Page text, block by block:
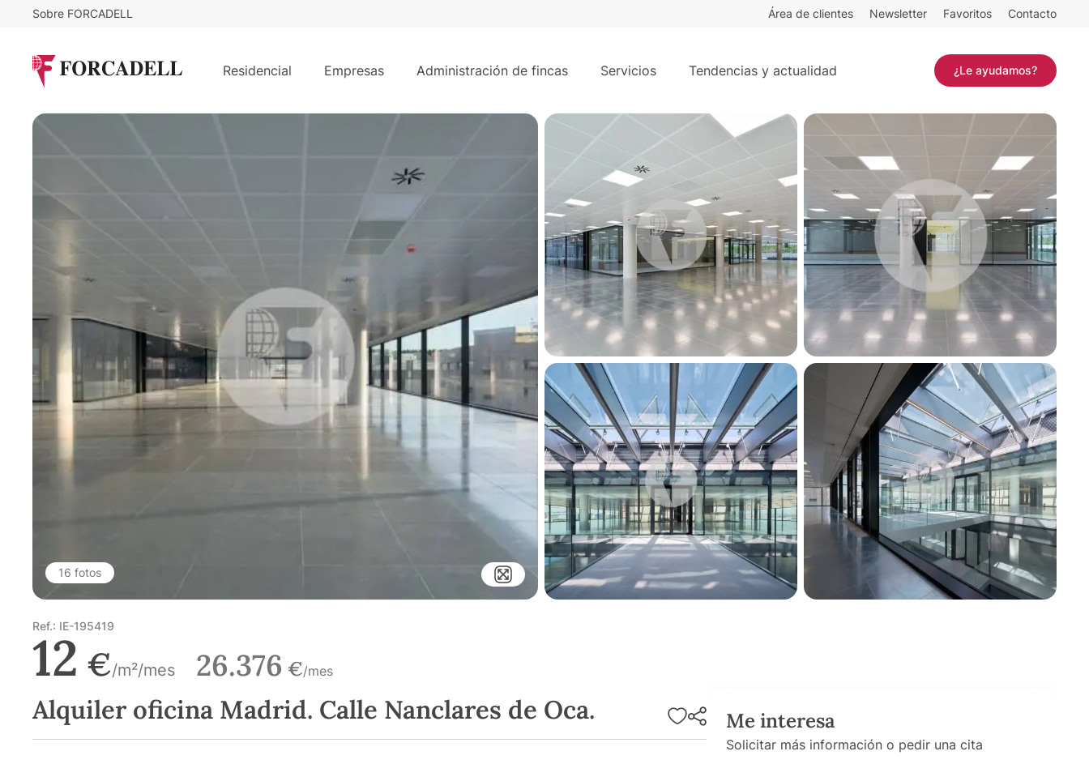
Sobre FORCADELL Área de clientes Newsletter Favoritos Contacto
Residencial Empresas Administración de fincas Servicios Tendencias y actualidad ¿Le ayudamos?
Alquiler oficina Madrid. Calle Nanclares de Oca.
16 fotos
Ref.: IE-195419
12 €/m²/mes 26.376 €/mes
Alquiler oficina Madrid. Calle Nanclares de Oca. Me interesa
Solicitar más información o pedir una cita